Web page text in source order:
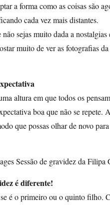
a forma como as coisas são
cada vez mais distantes.
sejas muito dada a
muito de ver as fotografias
altura em que todos os
boa que não se repete.
que possas olhar de novo
é diferente!
é o primeiro ou o quinto filho.